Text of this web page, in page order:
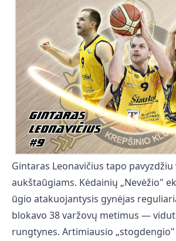
Gintaras Leonavičius tapo pavyzdžiu
aukštaūgiams. Kėdainių „Nevėžio"
ūgio atakuojantysis gynėjas
blokavo 38 varžovų metimus —
rungtynes. Artimiausio